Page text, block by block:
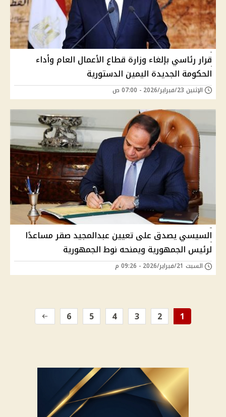
قرار رئاسي بإلغاء وزارة قطاع الأعمال العام وأداء
الحكومة الجديدة اليمين الدستورية
الإثنين 23/فبراير/2026 - 07:00 ص
السيسي يصدق على تعيين عبدالمجيد صقر مساعدًا
لرئيس الجمهورية ويمنحه نوط الجمهورية
السبت 21/فبراير/2026 - 09:26 م
1
2
3
4
5
6